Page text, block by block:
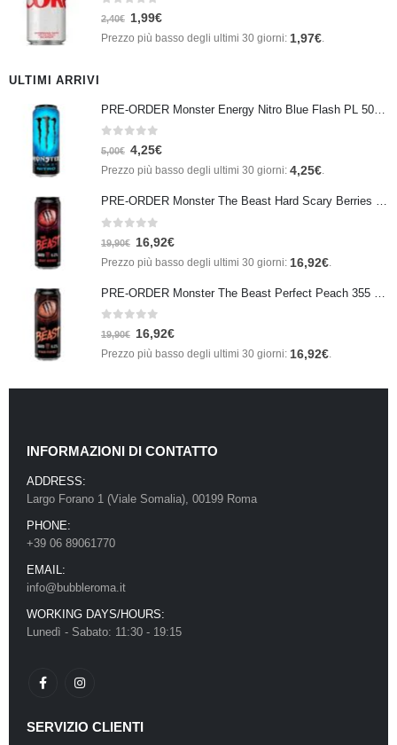
Su 5
2,40€ 1,99€
Prezzo più basso degli ultimi 30 giorni: 1,97€.
ULTIMI ARRIVI
Su 5
5,00€ 4,25€
Prezzo più basso degli ultimi 30 giorni: 4,25€.
PRE-ORDER Monster The Beast Hard Scary Berries 355 ml IN ARRIVO ENTRO IL 21 SETTEMBRE
Su 5
19,90€ 16,92€
Prezzo più basso degli ultimi 30 giorni: 16,92€.
Su 5
19,90€ 16,92€
Prezzo più basso degli ultimi 30 giorni: 16,92€.
INFORMAZIONI DI CONTATTO
ADDRESS:
Largo Forano 1 (Viale Somalia), 00199 Roma
PHONE:
+39 06 89061770
EMAIL:
info@bubbleroma.it
WORKING DAYS/HOURS:
Lunedì - Sabato: 11:30 - 19:15
SERVIZIO CLIENTI